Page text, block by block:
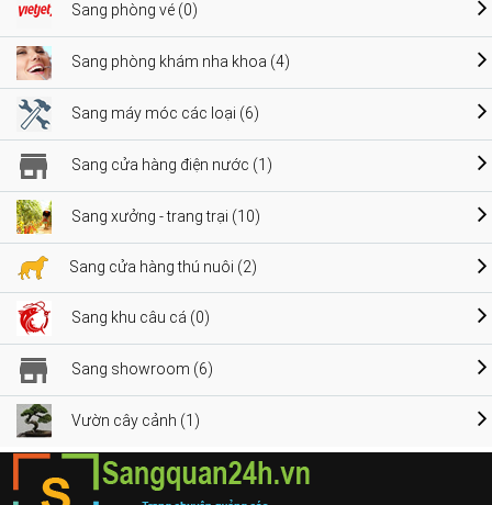
Sang phòng vé (0)
Sang phòng khám nha khoa (4)
Sang máy móc các loại (6)
Sang cửa hàng điện nước (1)
Sang xưởng - trang trại (10)
Sang cửa hàng thú nuôi (2)
Sang khu câu cá (0)
Sang showroom (6)
Vườn cây cảnh (1)